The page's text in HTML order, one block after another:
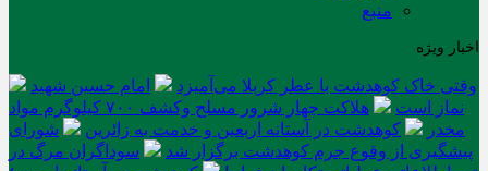
منبع
اخبار ویژه
وقتی خاک کوهدشت با عطر کربلا می‌آمیزد
امام حسین شهید
نماز است
هلاکت چهار شرور مسلح وکشف ۷۰۰ کیلوگرم مواد
مخدر
کوهدشت در آستانه اربعین و خدمت‌ به زائرین
شورای
پیشگیری از وقوع جرم کوهدشت برگزار شد
سوداگران مرگ در